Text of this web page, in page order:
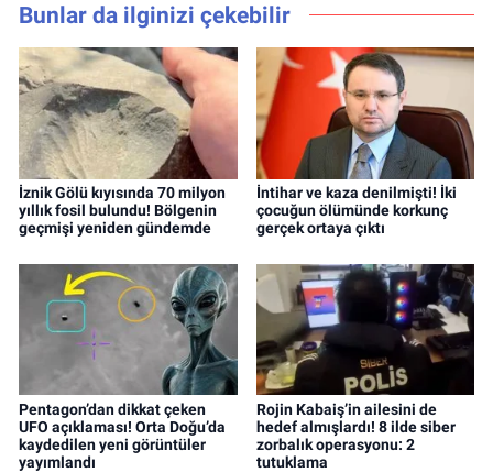
Bunlar da ilginizi çekebilir
İznik Gölü kıyısında 70 milyon
yıllık fosil bulundu! Bölgenin
geçmişi yeniden gündemde
İntihar ve kaza denilmişti! İki
çocuğun ölümünde korkunç
gerçek ortaya çıktı
Pentagon’dan dikkat çeken
UFO açıklaması! Orta Doğu’da
kaydedilen yeni görüntüler
yayımlandı
Rojin Kabaiş’in ailesini de
hedef almışlardı! 8 ilde siber
zorbalık operasyonu: 2
tutuklama